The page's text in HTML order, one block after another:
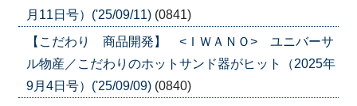
月11日号）('25/09/11) (0841)
【こだわり 商品開発】 <ＩＷＡＮＯ> ユニバーサ
ル物産／こだわりのホットサンド器がヒット（2025年
9月4日号）('25/09/09) (0840)